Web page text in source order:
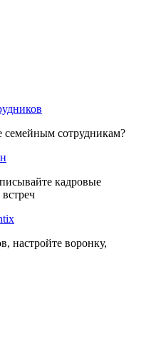
семейным сотрудникам?
кадровые
настройте воронку,